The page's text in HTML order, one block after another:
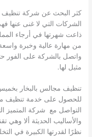
كثر البحث عن شركة
الشركات التي لا غنى عنها
ذاعت شهرتها في أرجاء
من مهارة عالية وخبرة
واتصل بالشركة على الفور
مثيل لها.
تنظيف مجالس بالبخار
للحصول على خدمة تنظيف
التواصل مع شركة المتميز
والأساليب الحديثة ألا
نظرًا لقدرتها الكبيرة في